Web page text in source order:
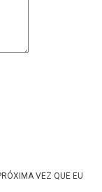
VEZ QUE EU